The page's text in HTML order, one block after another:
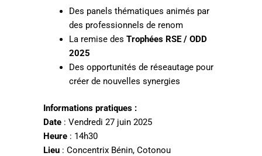
Des panels thématiques animés par
des professionnels de renom
La remise des Trophées RSE / ODD
2025
Des opportunités de réseautage pour
créer de nouvelles synergies
Informations pratiques :
Date : Vendredi 27 juin 2025
Heure : 14h30
Lieu : Concentrix Bénin, Cotonou